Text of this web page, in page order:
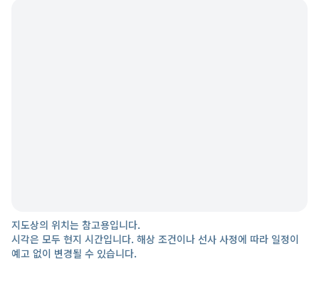
지도상의 위치는 참고용입니다.
시각은 모두 현지 시간입니다. 해상 조건이나 선사 사정에 따라 일정이
예고 없이 변경될 수 있습니다.